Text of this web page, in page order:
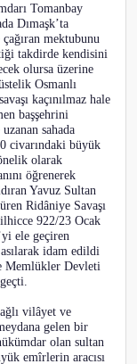
Tomanbay
Dımaşk’ta
mektubunu
takdirde kendisini
olursa üzerine
Osmanlı
kaçınılmaz hale
başşehrini
sahada
civarındaki büyük
olarak
öğrenerek
Yavuz Sultan
Ridâniye Savaşı
922/23 Ocak
ele geçiren
idam edildi
Memlükler Devleti
vilâyet ve
gelen bir
olan sultan
emîrlerin aracısı